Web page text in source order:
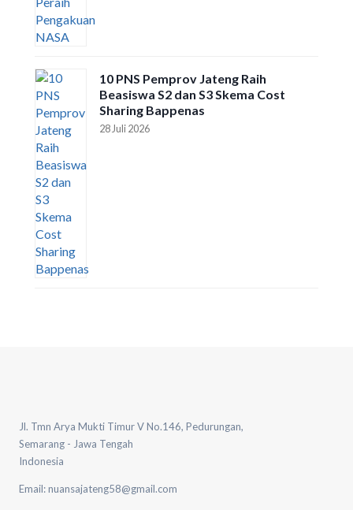
10 PNS Pemprov Jateng Raih
Beasiswa S2 dan S3 Skema Cost
Sharing Bappenas
28 Juli 2026
Jl. Tmn Arya Mukti Timur V No.146, Pedurungan,
Semarang - Jawa Tengah
Indonesia
Email: nuansajateng58@gmail.com